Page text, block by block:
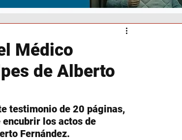
Médico
de Alberto
testimonio de 20 páginas,
los actos de
Fernández.